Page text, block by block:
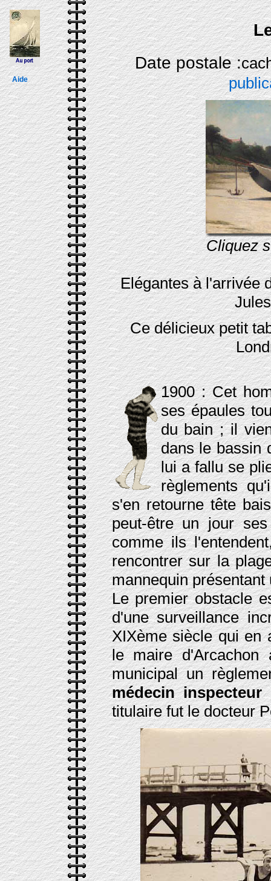
Aide
Date postale :
Cliquez
Elégantes à l'arrivée
Ce délicieux petit
1900 : Cet
ses épaules
du bain ; il
dans le bassin
lui a fallu se
règlements
s'en retourne tête
peut-être un jour
comme ils
rencontrer sur la
mannequin présentant
Le premier obstacle
d'une surveillance
XIXème siècle qui en
le maire d'Arcachon
municipal un
médecin
titulaire fut le docteur